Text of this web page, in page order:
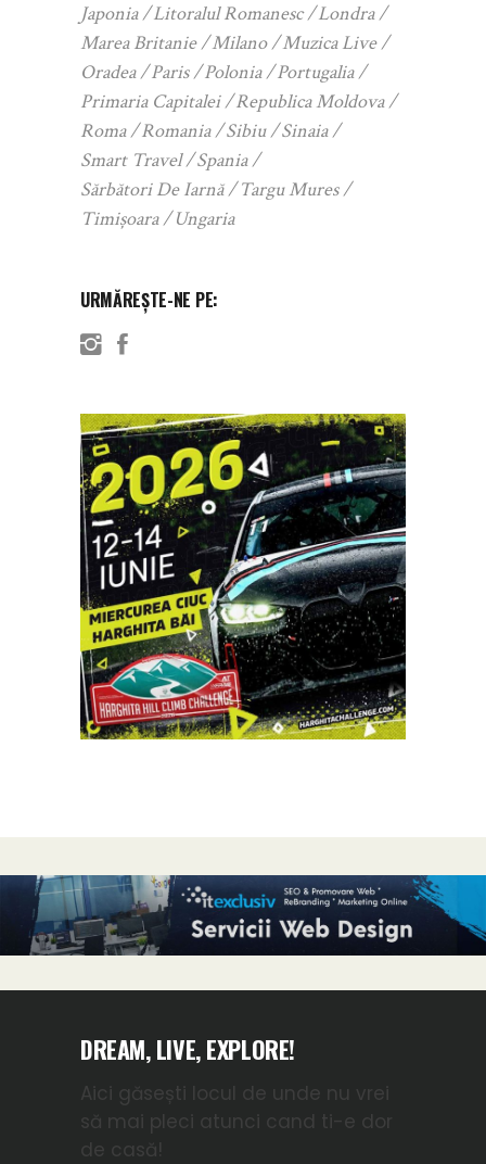
Japonia
Litoralul Romanesc
Londra
Marea Britanie
Milano
Muzica Live
Oradea
Paris Polonia
Portugalia
Primaria Capitalei
Republica Moldova
Roma
Romania Sibiu
Sinaia
Smart Travel
Spania
Sărbători De Iarnă
Targu Mures
Timișoara
Ungaria
URMĂREȘTE-NE PE:
DREAM, LIVE, EXPLORE!
Aici găsești locul de unde nu vrei
să mai pleci atunci cand ti-e dor
de casă!